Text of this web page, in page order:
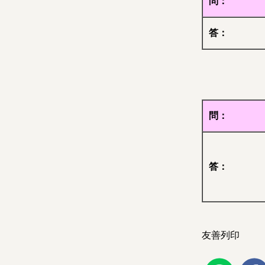
答：
問：
答：
友善列印